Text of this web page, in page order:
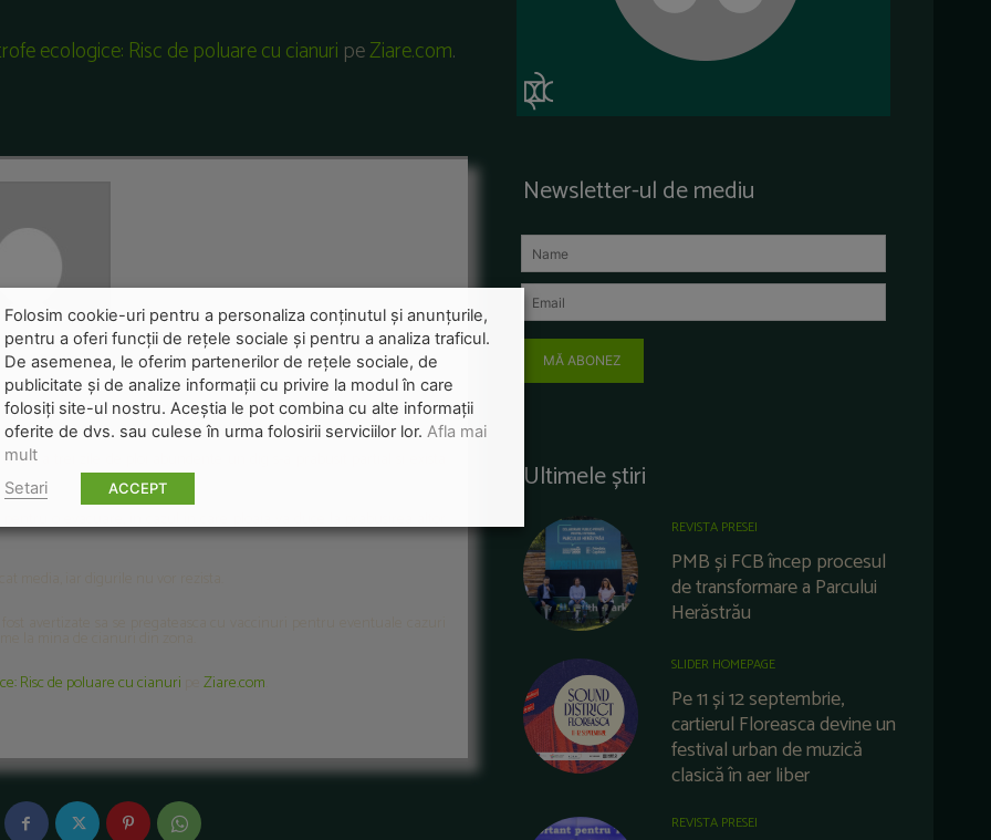
ecologice: Risc de poluare cu cianuri peZiare.com.
Risc de poluare cu cianuri
a trei zile de ploi abundente un dig s-a prabusit partial si exista
Risc de poluare cu cianuri Ziare.com
Newsletter-ul de mediu
MĂ ABONEZ
Ultimele știri
REVISTA PRESEI
PMB și FCB încep procesul
de transformare a Parcului
Herăstrău
SLIDER HOMEPAGE
Pe 11 și 12 septembrie,
cartierul Floreasca devine un
festival urban de muzică
clasică în aer liber
REVISTA PRESEI
Folosim cookie-uri pentru a personaliza conținutul și anunțurile,
pentru a oferi funcții de rețele sociale și pentru a analiza traficul.
De asemenea, le oferim partenerilor de rețele sociale, de
publicitate și de analize informații cu privire la modul în care
folosiți site-ul nostru. Aceștia le pot combina cu alte informații
oferite de dvs. sau culese în urma folosirii serviciilor lor. Afla mai
mult
Setari
ACCEPT